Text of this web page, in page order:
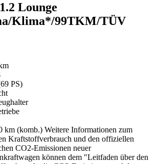
1.2 Lounge
Klima*/99TKM/TÜV
PS)
km (komb.) Weitere Informationen zum
Kraftstoffverbrauch und den offiziellen
CO2-Emissionen neuer
können dem "Leitfaden über den